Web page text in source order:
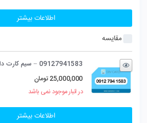
اطلاعات بیشتر
مقایسه
09127941583 – سیم کارت دائمی همراه اول (صفر)
25,000,000 تومان
در انبار موجود نمی باشد
اطلاعات بیشتر